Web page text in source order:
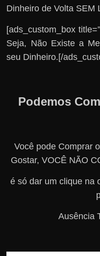
Dinheiro de Volta SEM
[ads_custom_box
Seja, Não Existe a
seu Dinheiro.[/
Podemos
Você pode Comprar
Gostar, VOCÊ NÃO
é só dar um clique na
Ausência